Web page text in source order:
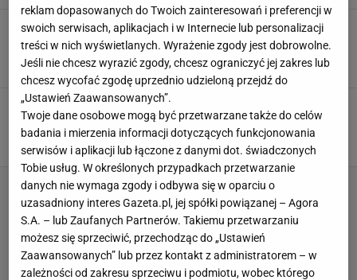
Grzegorz Krychowiak i Celia Jaunat planują
ślub na rajskiej wyspie
myfitness.pl,20 SIERPNIA 2018, 13:01
Celia Jaunat chwali się krągłymi pośladkami.
Fani w komentarzach: 'fake'
jw,20 SIERPNIA 2018, 10:40
reklam dopasowanych do Twoich zainteresowań i preferencji w
swoich serwisach, aplikacjach i w Internecie lub personalizacji
treści w nich wyświetlanych. Wyrażenie zgody jest dobrowolne.
Jeśli nie chcesz wyrazić zgody, chcesz ograniczyć jej zakres lub
chcesz wycofać zgodę uprzednio udzieloną przejdź do
„Ustawień Zaawansowanych”.
Twoje dane osobowe mogą być przetwarzane także do celów
badania i mierzenia informacji dotyczących funkcjonowania
serwisów i aplikacji lub łączone z danymi dot. świadczonych
Tobie usług. W określonych przypadkach przetwarzanie
danych nie wymaga zgody i odbywa się w oparciu o
uzasadniony interes Gazeta.pl, jej spółki powiązanej – Agora
S.A. – lub Zaufanych Partnerów. Takiemu przetwarzaniu
możesz się sprzeciwić, przechodząc do „Ustawień
Zaawansowanych” lub przez kontakt z administratorem – w
zależności od zakresu sprzeciwu i podmiotu, wobec którego